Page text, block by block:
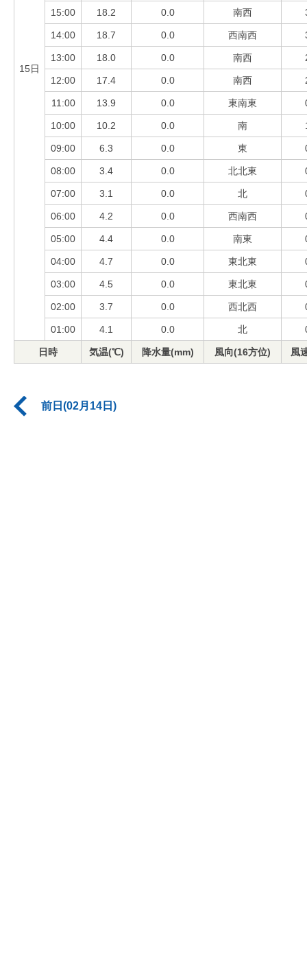
15日
15:00 18.2 0.0 南西
14:00 18.7 0.0 西南西
13:00 18.0 0.0 南西
12:00 17.4 0.0 南西
11:00 13.9 0.0 東南東
10:00 10.2 0.0 南
09:00 6.3 0.0 東
08:00 3.4 0.0 北北東
07:00 3.1 0.0 北
06:00 4.2 0.0 西南西
05:00 4.4 0.0 南東
04:00 4.7 0.0 東北東
03:00 4.5 0.0 東北東
02:00 3.7 0.0 西北西
01:00 4.1 0.0 北
日時 気温(℃) 降水量(mm) 風向(16方位) 風
前日(02月14日)